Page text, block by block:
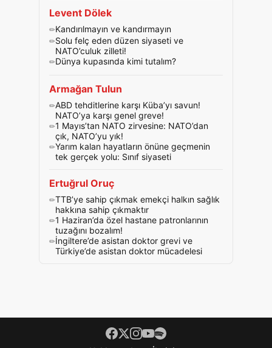
Levent Dölek
Kandırılmayın ve kandırmayın
Solu felç eden düzen siyaseti ve
NATO’culuk zilleti!
Dünya kupasında kimi tutalım?
Armağan Tulun
ABD tehditlerine karşı Küba’yı savun!
NATO’ya karşı genel greve!
1 Mayıs’tan NATO zirvesine: NATO’dan
çık, NATO’yu yık!
Yarım kalan hayatların önüne geçmenin
tek gerçek yolu: Sınıf siyaseti
Ertuğrul Oruç
TTB’ye sahip çıkmak emekçi halkın sağlık
hakkına sahip çıkmaktır
1 Haziran’da özel hastane patronlarının
tuzağını bozalım!
İngiltere’de asistan doktor grevi ve
Türkiye’de asistan doktor mücadelesi